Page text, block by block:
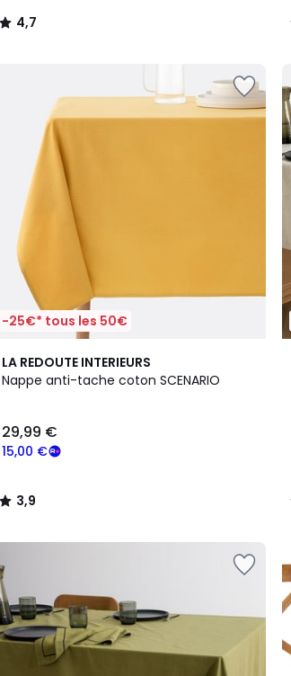
4,7
/
-25€* tous les 50€
LA REDOUTE INTERIEURS
Nappe anti-tache coton SCENARIO
15,00 €
29,99 €
3,9
/ 5
3,9
/